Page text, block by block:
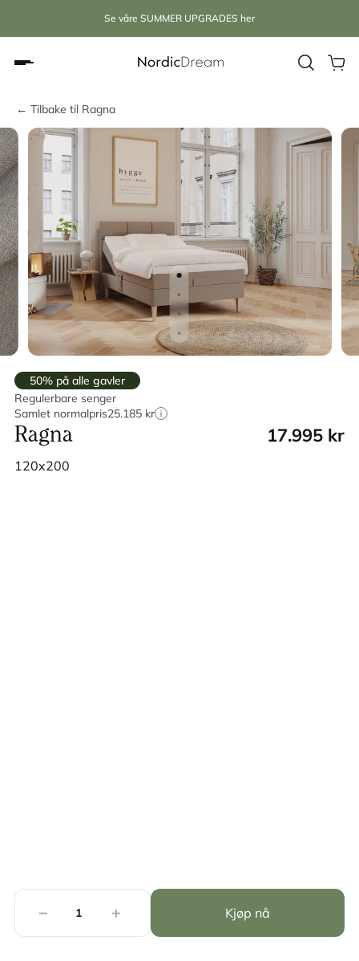
Se våre SUMMER UPGRADES her
← Tilbake til Ragna
50% på alle gavler
Regulerbare senger
Samlet normalpris25.185 kr
Ragna 17.995 kr
120x200
Kjøp nå